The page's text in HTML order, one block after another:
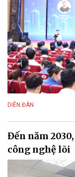
DIỄN ĐÀN
Đến năm
công nghệ lõi